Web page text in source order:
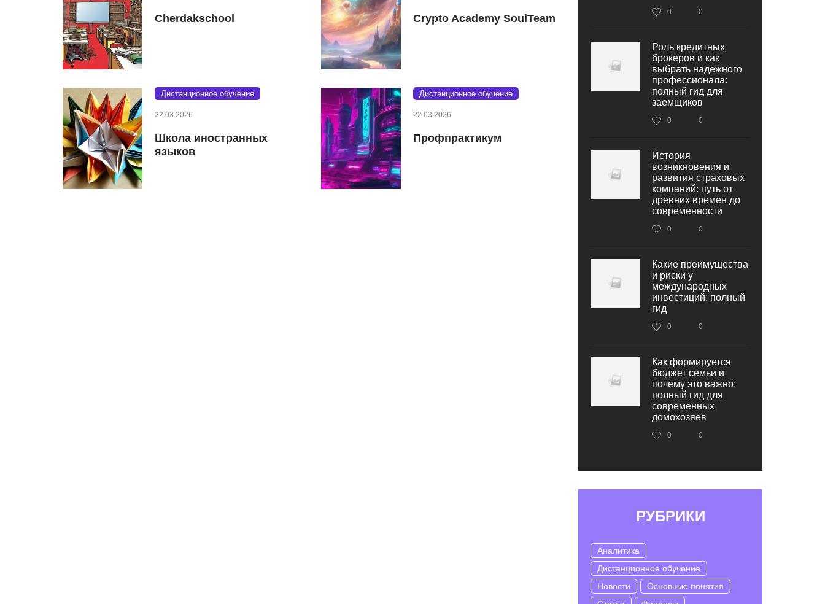
Cherdakschool Crypto Academy SoulTeam
Дистанционное обучение
22.03.2026
Школа иностранных
языков
Дистанционное обучение
22.03.2026
Профпрактикум
0 0
Роль кредитных
брокеров и как
выбрать надежного
профессионала:
полный гид для
заемщиков
0 0
История
возникновения и
развития страховых
компаний: путь от
древних времен до
современности
0 0
Какие преимущества
и риски у
международных
инвестиций: полный
гид
0 0
Как формируется
бюджет семьи и
почему это важно:
полный гид для
современных
домохозяев
0 0
РУБРИКИ
Аналитика
Дистанционное обучение
Новости
Основные понятия